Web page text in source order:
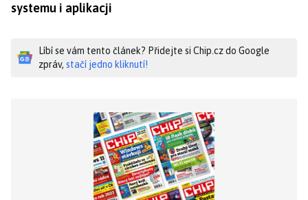
systemu i aplikacji
Líbí se vám tento článek? Přidejte si Chip.cz do Google
zpráv, stačí jedno kliknutí!